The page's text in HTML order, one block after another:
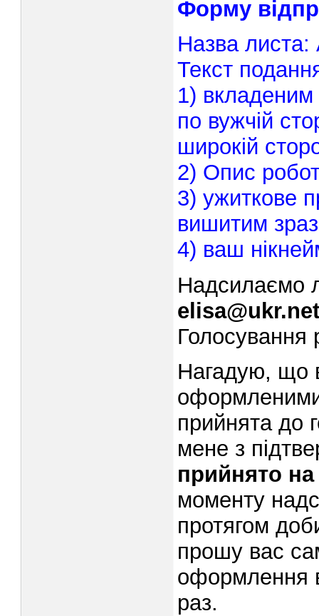
Форму
Назва листа:
Текст
1)
по вужчій
широкій
2) Опис
3) ужиткове
вишитим
4) ваш
Надсилаємо
Голосування
Нагадую, що
оформленими
прийнята до
мене з
прийнято
моменту
протягом
прошу вас
оформлення
раз.